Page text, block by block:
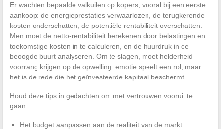
Er wachten bepaalde valkuilen op kopers, vooral bij een eerste
aankoop: de energieprestaties verwaarlozen, de terugkerende
kosten onderschatten, de potentiële rentabiliteit overschatten.
Men moet de netto-rentabiliteit berekenen door belastingen en
toekomstige kosten in te calculeren, en de huurdruk in de
beoogde buurt analyseren. Om te slagen, moet helderheid
voorrang krijgen op de opwelling: emotie speelt een rol, maar
het is de rede die het geïnvesteerde kapitaal beschermt.
Houd deze tips in gedachten om met vertrouwen vooruit te
gaan:
Het budget aanpassen aan de realiteit van de markt